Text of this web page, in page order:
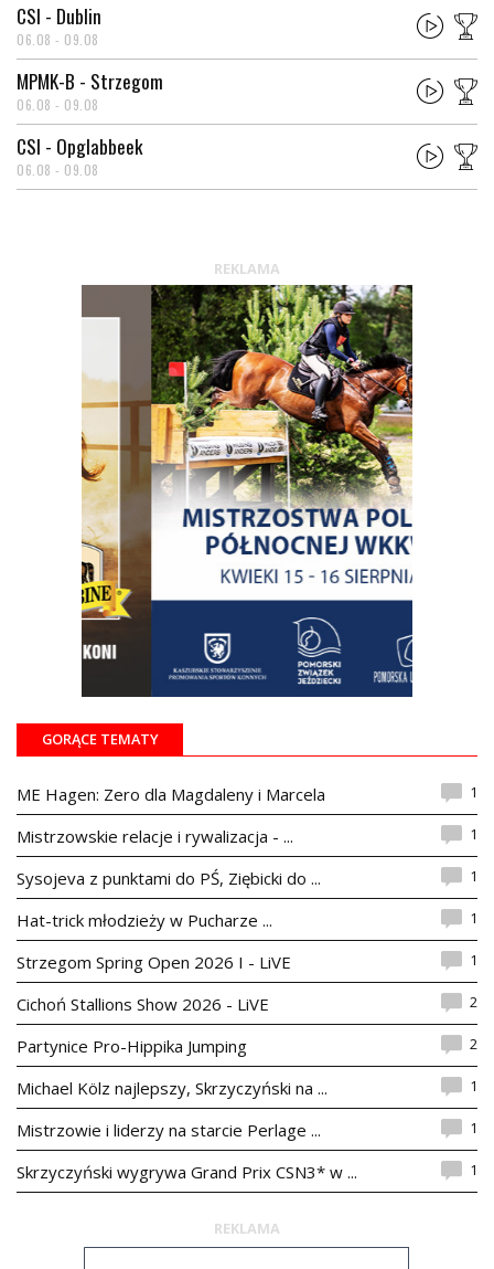
CSI - Dublin
06.08 - 09.08
MPMK-B - Strzegom
06.08 - 09.08
CSI - Opglabbeek
06.08 - 09.08
REKLAMA
GORĄCE TEMATY
ME Hagen: Zero dla Magdaleny i Marcela 1
Mistrzowskie relacje i rywalizacja - ... 1
Sysojeva z punktami do PŚ, Ziębicki do ... 1
Hat-trick młodzieży w Pucharze ... 1
Strzegom Spring Open 2026 I - LiVE 1
Cichoń Stallions Show 2026 - LiVE 2
Partynice Pro-Hippika Jumping 2
Michael Kölz najlepszy, Skrzyczyński na ... 1
Mistrzowie i liderzy na starcie Perlage ... 1
Skrzyczyński wygrywa Grand Prix CSN3* w ... 1
REKLAMA